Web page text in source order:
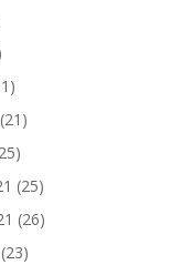
(25)
(26)
(23)